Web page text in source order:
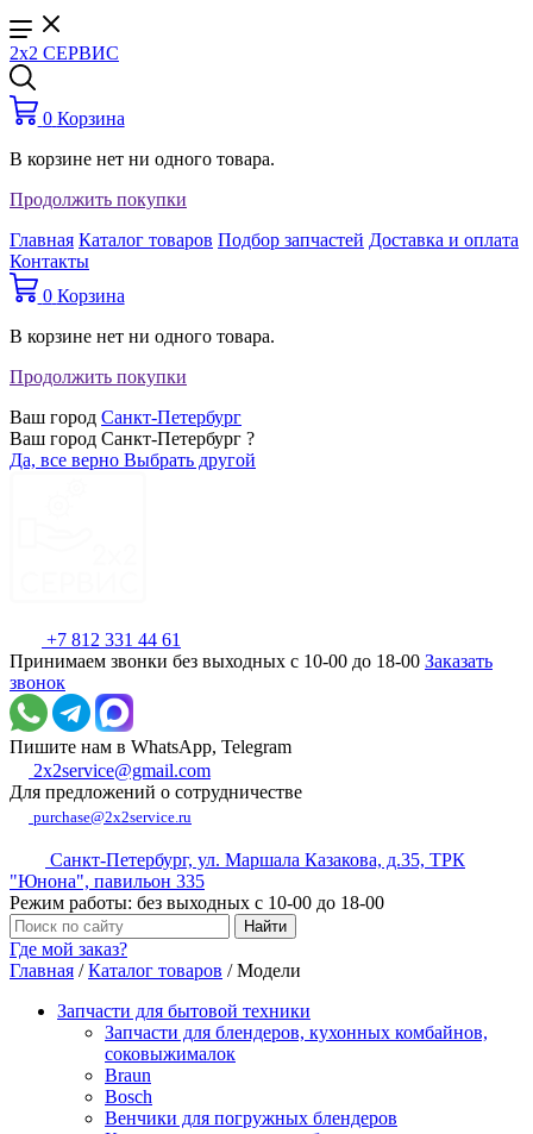
2x2 СЕРВИС
0 Корзина
В корзине нет ни одного товара.
Продолжить покупки
Главная Каталог товаров Подбор запчастей Доставка и оплата
Контакты
0 Корзина
В корзине нет ни одного товара.
Продолжить покупки
Ваш город Санкт-Петербург
Ваш город Санкт-Петербург ?
Да, все верно Выбрать другой
+7 812 331 44 61
Принимаем звонки без выходных с 10-00 до 18-00 Заказать
звонок
Пишите нам в WhatsApp, Telegram
2x2service@gmail.com
Для предложений о сотрудничестве
purchase@2x2service.ru
Санкт-Петербург, ул. Маршала Казакова, д.35, ТРК
"Юнона", павильон 335
Режим работы: без выходных с 10-00 до 18-00
Где мой заказ?
Главная /Каталог товаров /Модели
Запчасти для бытовой техники
Запчасти для блендеров, кухонных комбайнов,
соковыжималок
Braun
Bosch
Венчики для погружных блендеров